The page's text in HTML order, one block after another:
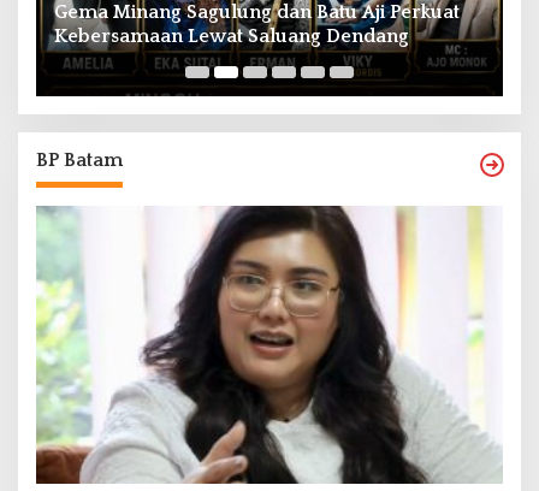
Gema Minang Sagulung dan Batu Aji Perkuat
Kebersamaan Lewat Saluang Dendang
BP Batam